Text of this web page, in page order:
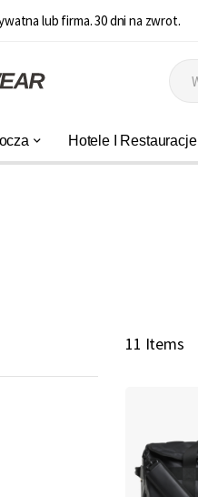
lub firma. 30 dni na zwrot.
Hotele I Restauracje
11 Items